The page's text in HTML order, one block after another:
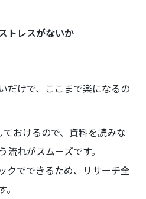
トレスがないか
だけで、ここまで楽になるの
おけるので、資料を読みな
れがスムーズです。
クでできるため、リサーチ全